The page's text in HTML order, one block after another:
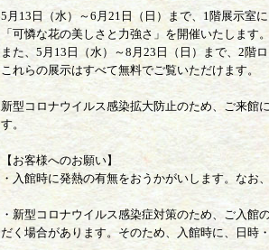
5月13日（水）～6月21日（日）まで、1階展示室
「可憐な花の美しさと力強さ」を開催いたします
また、5月13日（水）～8月23日（日）まで、2階
これらの展示はすべて無料でご覧いただけます。
新型コロナウイルス感染拡大防止のため、ご来館
す。
【お客様へのお願い】
・入館時に発熱の有無をおうかがいします。なお
・新型コロナウイルス感染症対策のため、ご入館
だく場合があります。そのため、入館時に、日時